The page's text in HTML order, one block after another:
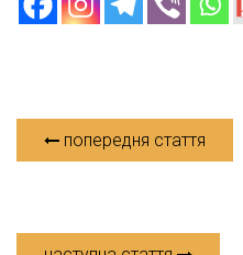
попередня стаття